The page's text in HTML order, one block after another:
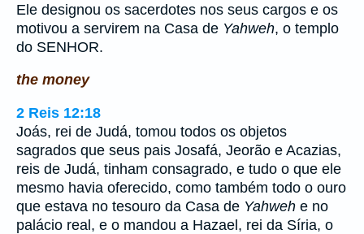
Ele designou os sacerdotes nos seus cargos e os
motivou a servirem na Casa de Yahweh, o templo
do SENHOR.
the money
2 Reis 12:18
Joás, rei de Judá, tomou todos os objetos
sagrados que seus pais Josafá, Jeorão e Acazias,
reis de Judá, tinham consagrado, e tudo o que ele
mesmo havia oferecido, como também todo o ouro
que estava no tesouro da Casa de Yahweh e no
palácio real, e o mandou a Hazael, rei da Síria, o